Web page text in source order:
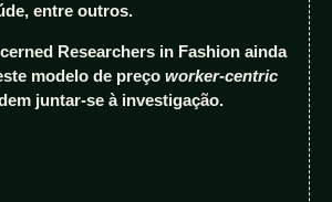
entre outros.
Researchers in Fashion ainda
modelo de preço worker-centric
juntar-se à investigação.